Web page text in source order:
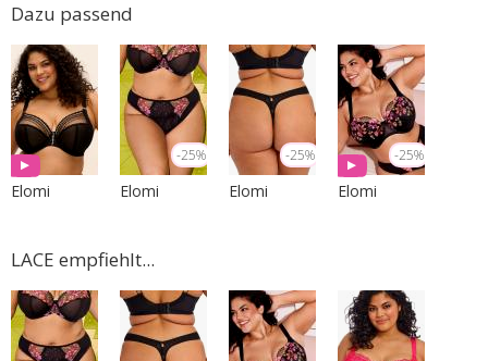
Dazu passend
Elomi
-25%
Elomi
-25%
Elomi
-25%
Elomi
LACE empfiehlt...